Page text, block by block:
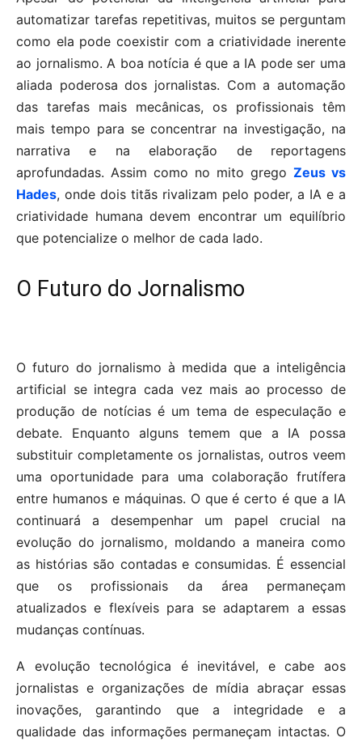
automatizar tarefas repetitivas, muitos se perguntam
como ela pode coexistir com a criatividade inerente
ao jornalismo. A boa notícia é que a IA pode ser uma
aliada poderosa dos jornalistas. Com a automação
das tarefas mais mecânicas, os profissionais têm
mais tempo para se concentrar na investigação, na
narrativa e na elaboração de reportagens
aprofundadas. Assim como no mito grego Zeus vs
Hades, onde dois titãs rivalizam pelo poder, a IA e a
criatividade humana devem encontrar um equilíbrio
que potencialize o melhor de cada lado.
O Futuro do Jornalismo
O futuro do jornalismo à medida que a inteligência
artificial se integra cada vez mais ao processo de
produção de notícias é um tema de especulação e
debate. Enquanto alguns temem que a IA possa
substituir completamente os jornalistas, outros veem
uma oportunidade para uma colaboração frutífera
entre humanos e máquinas. O que é certo é que a IA
continuará a desempenhar um papel crucial na
evolução do jornalismo, moldando a maneira como
as histórias são contadas e consumidas. É essencial
que os profissionais da área permaneçam
atualizados e flexíveis para se adaptarem a essas
mudanças contínuas.
A evolução tecnológica é inevitável, e cabe aos
jornalistas e organizações de mídia abraçar essas
inovações, garantindo que a integridade e a
qualidade das informações permaneçam intactas. O